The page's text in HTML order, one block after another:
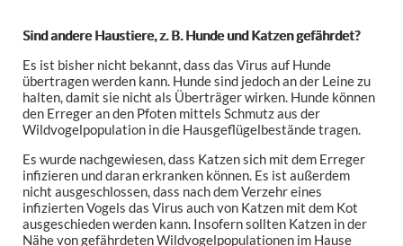
Sind andere Haustiere, z. B. Hunde und Katzen gefährdet?
Es ist bisher nicht bekannt, dass das Virus auf Hunde
übertragen werden kann. Hunde sind jedoch an der Leine zu
halten, damit sie nicht als Überträger wirken. Hunde können
den Erreger an den Pfoten mittels Schmutz aus der
Wildvogelpopulation in die Hausgeflügelbestände tragen.
Es wurde nachgewiesen, dass Katzen sich mit dem Erreger
infizieren und daran erkranken können. Es ist außerdem
nicht ausgeschlossen, dass nach dem Verzehr eines
infizierten Vogels das Virus auch von Katzen mit dem Kot
ausgeschieden werden kann. Insofern sollten Katzen in der
Nähe von gefährdeten Wildvogelpopulationen im Hause